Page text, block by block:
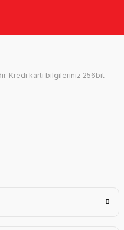
Kredi kartı bilgileriniz 256bit